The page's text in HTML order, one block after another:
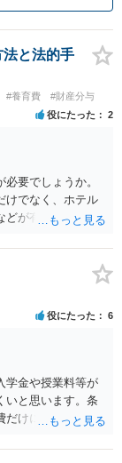
と法的手
#養育費 #財産分与
役にたった 2
要でしょうか。
けでなく、ホテル
どが有効です。 不
ます。 ただし、不
の評価につながる
役にたった 6
学金や授業料等が
いと思います。条
だけに限定される
に必要となった医